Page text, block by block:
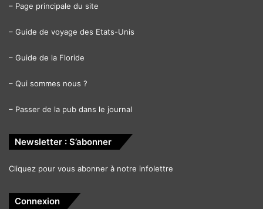
– Page principale du site
– Guide de voyage des Etats-Unis
– Guide de la Floride
– Qui sommes nous ?
– Passer de la pub dans le journal
Newsletter : S’abonner
Cliquez pour vous abonner à notre infolettre
Connexion